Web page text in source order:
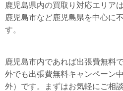
鹿児島県内の買取り対応エリア
鹿児島市など鹿児島県を中心に
す。
鹿児島市内であれば出張費無料
外でも出張費無料キャンペーン
外）です。まずはお気軽にご相談